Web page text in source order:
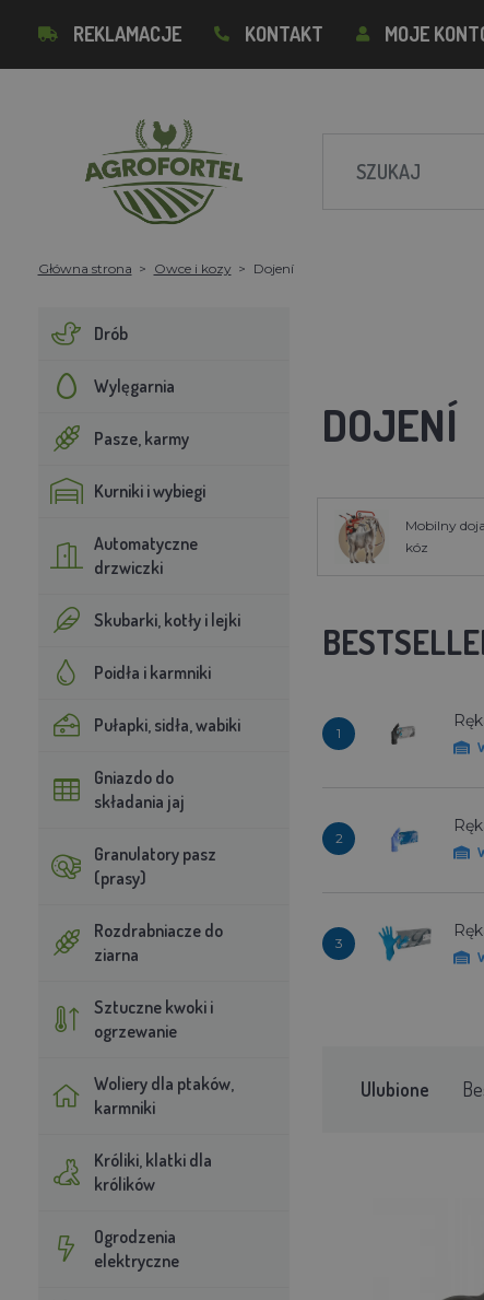
REKLAMACJE KONTAKT MOJE
Główna strona Owce i kozy Dojení
Drób
Wylęgarnia
Pasze, karmy
Kurniki i wybiegi
Automatyczne
drzwiczki
Skubarki, kotły i lejki
Poidła i karmniki
Pułapki, sidła, wabiki
Gniazdo do
składania jaj
Granulatory pasz
(prasy)
Rozdrabniacze do
ziarna
Sztuczne kwoki i
ogrzewanie
Woliery dla ptaków,
karmniki
Króliki, klatki dla
królików
Ogrodzenia
elektryczne
DOJENÍ
Mobilny
kóz
1
2
3
Ulubione